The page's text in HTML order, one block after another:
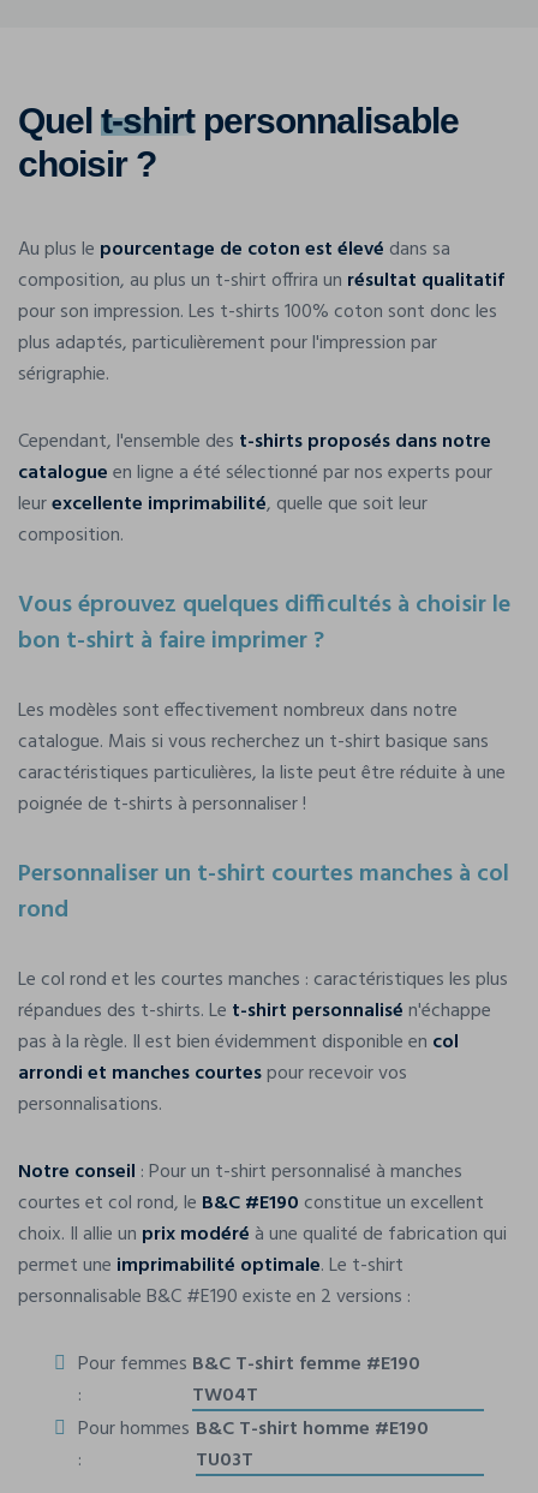
Quel t-shirtpersonnalisable
choisir ?
Au plus le pourcentage de coton est élevé dans sa
composition, au plus un t-shirt offrira un résultat qualitatif
pour son impression. Les t-shirts 100% coton sont donc les
plus adaptés, particulièrement pour l'impression par
sérigraphie.
Cependant, l'ensemble des t-shirts proposés dans notre
catalogueen ligne a été sélectionné par nos experts pour
leurexcellente imprimabilité, quelle que soit leur
composition.
Vous éprouvez quelques difficultés à choisir le
bon t-shirt à faire imprimer ?
Les modèles sont effectivement nombreux dans notre
catalogue. Mais si vous recherchez un t-shirt basique sans
caractéristiques particulières, la liste peut être réduite à une
poignée de t-shirts à personnaliser !
Personnaliser un t-shirt courtes manches à col
rond
Le col rond et les courtes manches : caractéristiques les plus
répandues des t-shirts. Le t-shirt personnalisén'échappe
pas à la règle. Il est bien évidemment disponible en col
arrondi et manches courtespour recevoir vos
personnalisations.
Notre conseil : Pour un t-shirt personnalisé à manches
courtes et col rond, le B&C #E190 constitue un excellent
choix. Il allie un prix modéré à une qualité de fabrication qui
permet une imprimabilité optimale. Le t-shirt
personnalisable B&C #E190 existe en 2 versions :
Pour femmes
:
B&C T-shirt femme #E190
TW04T
Pour hommes
:
B&C T-shirt homme #E190
TU03T